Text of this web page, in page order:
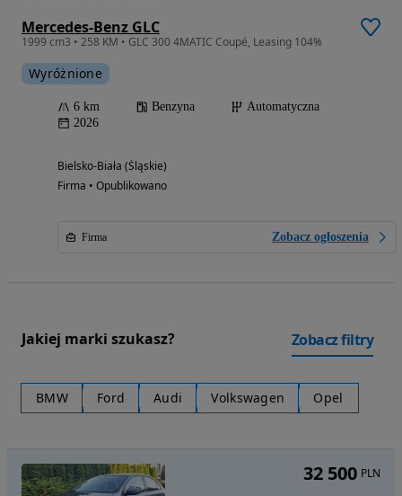
Mercedes-Benz GLC
1999 cm3 • 258 KM • GLC 300 4MATIC Coupé, Leasing 104%
Wyróżnione
6 km Benzyna
Automatyczna
2026
Bielsko-Biała (Śląskie)
Firma • Opublikowano
Firma Zobacz ogłoszenia
Jakiej marki szukasz? Zobacz filtry
BMW Ford Audi Volkswagen Opel
32 500 PLN